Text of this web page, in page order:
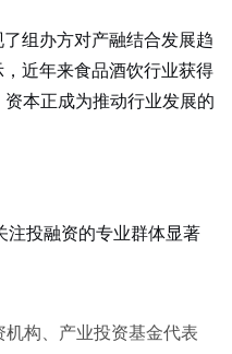
组办方对产融结合发展趋
近年来食品酒饮行业获得
本正成为推动行业发展的
投融资的专业群体显著
机构、产业投资基金代表